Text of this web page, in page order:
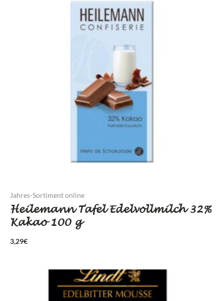
Jahres-Sortiment online
Heilemann Tafel Edelvollmilch 32%
Kakao 100 g
3,29€